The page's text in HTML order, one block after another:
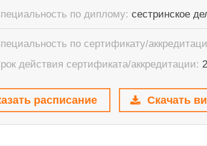
по диплому: сестринское
по сертификату/
действия сертификата/аккредитации:
расписание Скачать